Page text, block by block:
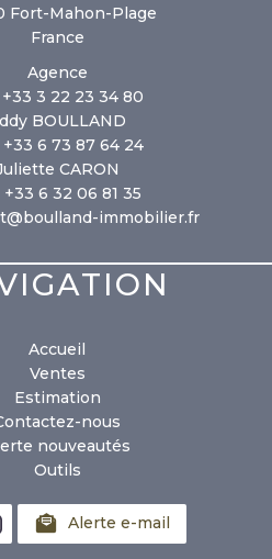
Fort-Mahon-Plage
France
Agence
+33 3 22 23 34 80
BOULLAND
+33 6 73 87 64 24
CARON
+33 6 32 06 81 35
immobilier.fr
Accueil
Ventes
Estimation
nous
nouveautés
Outils
Alerte e-mail